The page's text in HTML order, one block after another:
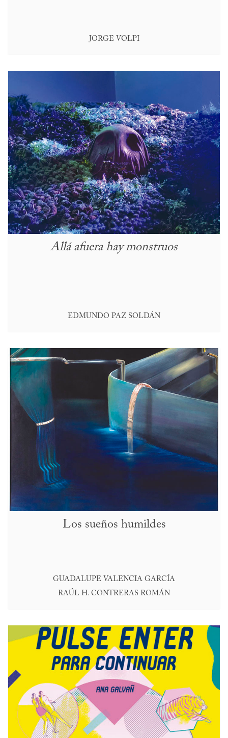
JORGE VOLPI
Allá afuera hay monstruos
EDMUNDO PAZ SOLDÁN
Los sueños humildes
GUADALUPE VALENCIA GARCÍA
RAÚL H. CONTRERAS ROMÁN